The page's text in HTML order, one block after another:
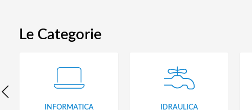
Le Categorie
INFORMATICA IDRAULICA